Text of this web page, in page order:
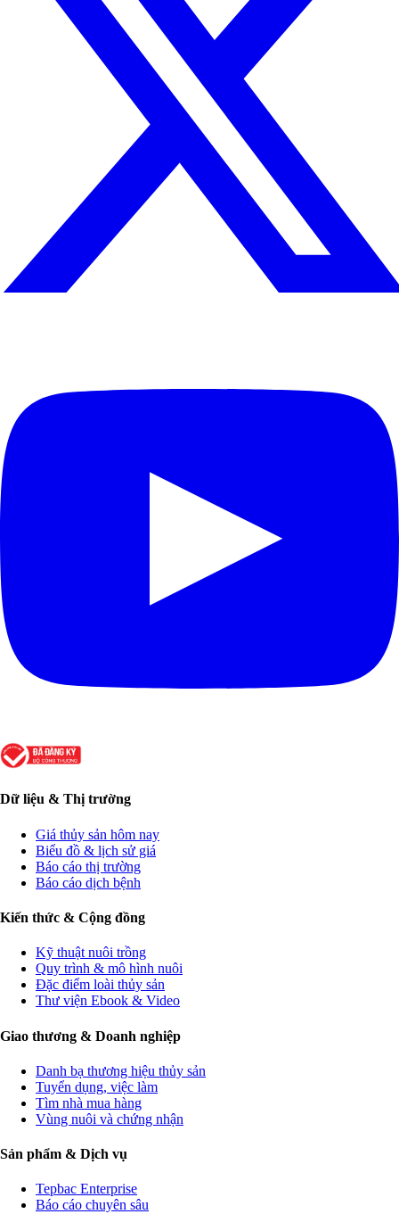
Dữ liệu & Thị trường
Giá thủy sản hôm nay
Biểu đồ & lịch sử giá
Báo cáo thị trường
Báo cáo dịch bệnh
Kiến thức & Cộng đồng
Kỹ thuật nuôi trồng
Quy trình & mô hình nuôi
Đặc điểm loài thủy sản
Thư viện Ebook & Video
Giao thương & Doanh nghiệp
Danh bạ thương hiệu thủy sản
Tuyển dụng, việc làm
Tìm nhà mua hàng
Vùng nuôi và chứng nhận
Sản phẩm & Dịch vụ
Tepbac Enterprise
Báo cáo chuyên sâu